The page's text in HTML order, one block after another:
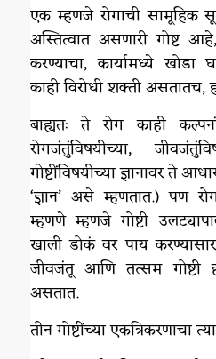
एक म्हणजे रोगाची सामूहिक
अस्तित्वात असणारी गोष्ट
करण्याचा, कार्यामध्ये खोडा
काही विरोधी शक्ती असतातच,
बाह्यतः ते रोग काही
रोगजंतुंविषयीच्या,
गोष्टींविषयीच्या ज्ञानावर ते
‘ज्ञान’ असे म्हणतात.) पण
म्हणणे म्हणजे गोष्टी
खाली डोकं वर पाय
जीवजंतू आणि तत्सम गोष्टी
असतात.
तीन गोष्टींच्या एकत्रिकरणाचा